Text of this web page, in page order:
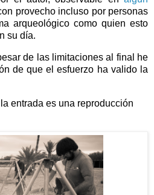
provecho incluso por personas
arqueológico como quien esto
su día.
de las limitaciones al final he
de que el esfuerzo ha valido la
entrada es una reproducción